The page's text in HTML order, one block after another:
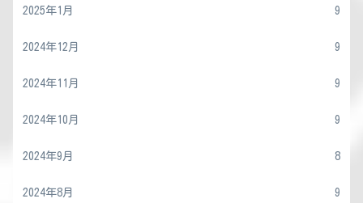
2025年1月 9
2024年12月 9
2024年11月 9
2024年10月 9
2024年9月 8
2024年8月 9